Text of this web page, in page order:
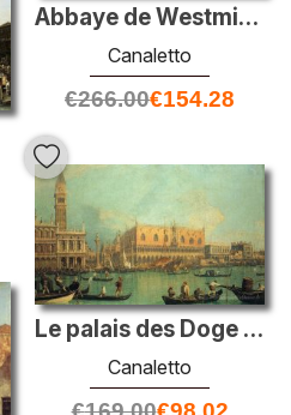
Abbaye de Westminster, avec une procession de chevaliers du bain
Canaletto
€266.00€154.28
Le palais des Doge avec la Piazza di San Marco
Canaletto